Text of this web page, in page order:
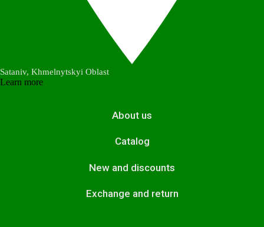
Sataniv, Khmelnytskyi Oblast
Learn more
About us
Catalog
New and discounts
Exchange and return